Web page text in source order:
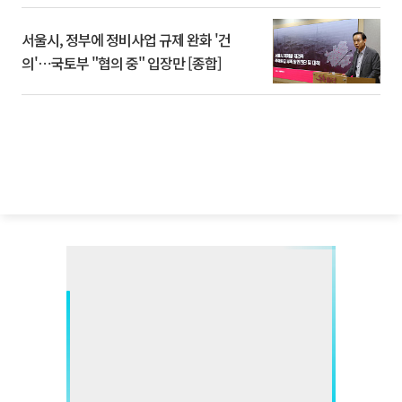
서울시, 정부에 정비사업 규제 완화 '건
의'⋯국토부 "협의 중" 입장만 [종합]